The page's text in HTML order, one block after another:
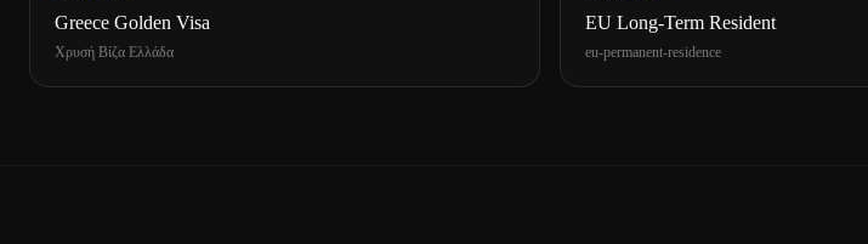
Greece Golden Visa
Χρυσή Βίζα Ελλάδα
EU Long-Term Resident
eu-permanent-residence